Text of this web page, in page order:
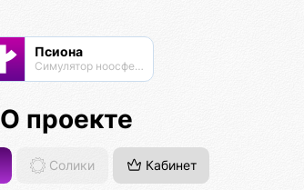
Псиона
Cимулятор ноосферы
О проекте
Солики Кабинет